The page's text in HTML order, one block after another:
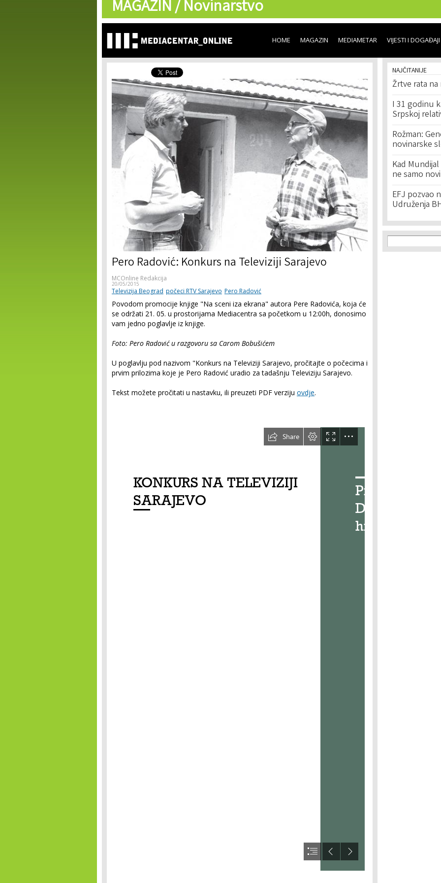
content
MAGAZIN /Novinarstvo
HOME MAGAZIN MEDIAMETAR VIJESTI I DOGAĐAJI
Pero Radović: Konkurs na Televiziji Sarajevo
MCOnline Redakcija
20/05/2015
Televizija Beograd počeci RTV Sarajevo Pero Radović
Povodom promocije knjige "Na sceni iza ekrana" autora Pere Radovića, koja će
se održati 21. 05. u prostorijama Mediacentra sa početkom u 12:00h, donosimo
vam jedno poglavlje iz knjige.
Foto: Pero Radović u razgovoru sa Carom Bobušićem
U poglavlju pod nazivom "Konkurs na Televiziji Sarajevo, pročitajte o počecima i
prvim prilozima koje je Pero Radović uradio za tadašnju Televiziju Sarajevo.
Tekst možete pročitati u nastavku, ili preuzeti PDF verziju ovdje.
NAJČITANIJE
Žrtve rata
I 31 godinu
Srpskoj
Rožman:
novinarske
Kad
ne samo
EFJ pozvao
Udruženja
Search
Search